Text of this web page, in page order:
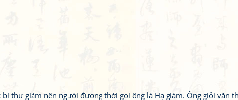
thư giám nên người đương thời gọi ông là Hạ giám. Ông giỏi văn